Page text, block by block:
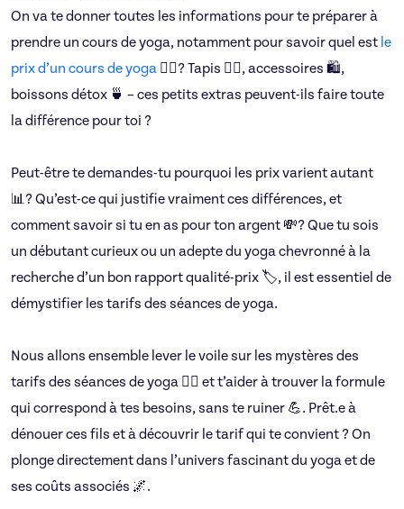
On va te donner toutes les informations pour te préparer à
prendre un cours de yoga, notamment pour savoir quel est le
prix d’un cours de yoga 🧘‍♂️? Tapis 🧘‍♀️, accessoires 🛍️,
boissons détox 🍵 – ces petits extras peuvent-ils faire toute
la différence pour toi ?
Peut-être te demandes-tu pourquoi les prix varient autant
📊? Qu’est-ce qui justifie vraiment ces différences, et
comment savoir si tu en as pour ton argent 💸? Que tu sois
un débutant curieux ou un adepte du yoga chevronné à la
recherche d’un bon rapport qualité-prix 🏷️, il est essentiel de
démystifier les tarifs des séances de yoga.
Nous allons ensemble lever le voile sur les mystères des
tarifs des séances de yoga 🧙‍♀️ et t’aider à trouver la formule
qui correspond à tes besoins, sans te ruiner 💪. Prêt.e à
dénouer ces fils et à découvrir le tarif qui te convient ? On
plonge directement dans l’univers fascinant du yoga et de
ses coûts associés 🌌.